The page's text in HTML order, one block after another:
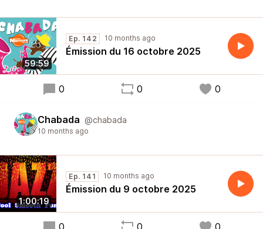
59:59
Ep. 142 10 months ago
Émission du 16 octobre 2025
0 0 0
Chabada @chabada
10 months ago
1:00:19
Ep. 141 10 months ago
Émission du 9 octobre 2025
0 0 0